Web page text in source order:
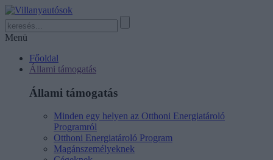
Menü
Főoldal
Állami támogatás
Állami támogatás
Minden egy helyen az Otthoni Energiatároló
Programról
Otthoni Energiatároló Program
Magánszemélyeknek